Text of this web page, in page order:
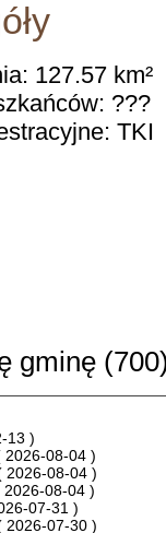
127.57 km²
???
TKI
gminę (700)
13 )
2026-08-04 )
2026-08-04 )
2026-08-04 )
07-31 )
2026-07-30 )